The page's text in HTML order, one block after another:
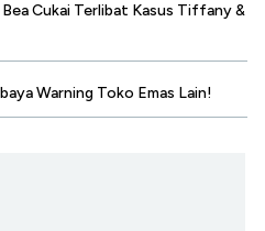
Cukai Terlibat Kasus Tiffany &
Warning Toko Emas Lain!